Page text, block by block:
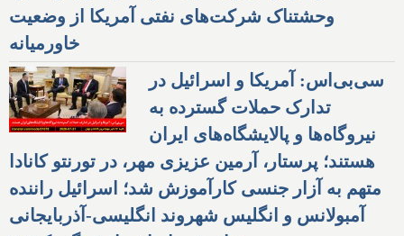
وحشتناک شرکت‌های نفتی آمریکا از وضعیت
خاورمیانه
سی‌بی‌اس: آمریکا و اسرائیل در
تدارک حملات گسترده به
نیروگاه‌ها و پالایشگاه‌های ایران
هستند؛ پرستار، آرمین عزیزی مهر، در تورنتو کانادا
متهم به آزار جنسی کارآموزش شد؛ اسرائیل راننده
آمبولانس و انگلیس شهروند انگلیسی-آذربایجانی